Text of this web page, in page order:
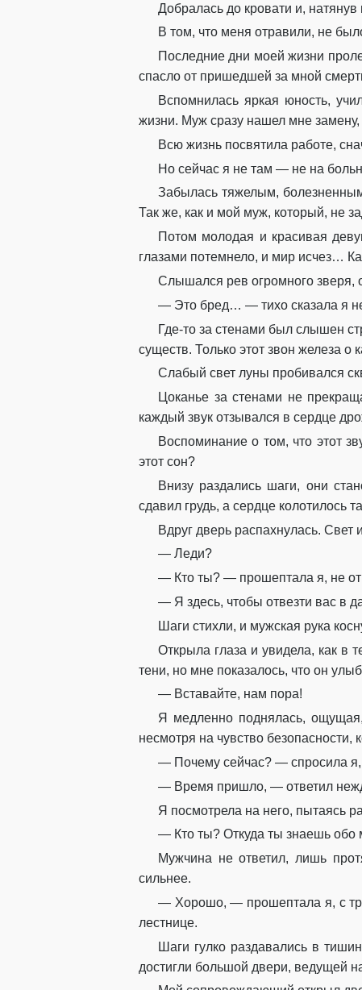
Добралась до кровати и,
В том, что меня отравили, не
Последние дни моей жизни
спасло от пришедшей за мной
Вспомнилась яркая юность,
жизни. Муж сразу нашел мне
Всю жизнь посвятила работе,
Но сейчас я не там — не на
Забылась тяжелым,
Так же, как и мой муж, который, не
Потом молодая и красивая
глазами потемнело, и мир исчез…
Слышался рев огромного зверя,
— Это бред… — тихо сказала я
Где-то за стенами был слышен
существ. Только этот звон железа о
Слабый свет луны пробивался
Цоканье за стенами не
каждый звук отзывался в сердце
Воспоминание о том, что этот
этот сон?
Внизу раздались шаги, они
сдавил грудь, а сердце колотилось
Вдруг дверь распахнулась. Свет
— Леди?
— Кто ты? — прошептала я, не
— Я здесь, чтобы отвезти вас в
Шаги стихли, и мужская рука
Открыла глаза и увидела, как в
тени, но мне показалось, что он
— Вставайте, нам пора!
Я медленно поднялась,
несмотря на чувство безопасности,
— Почему сейчас? — спросила я,
— Время пришло, — ответил
Я посмотрела на него, пытаясь
— Кто ты? Откуда ты знаешь обо
Мужчина не ответил, лишь
сильнее.
— Хорошо, — прошептала я, с
лестнице.
Шаги гулко раздавались в
достигли большой двери, ведущей